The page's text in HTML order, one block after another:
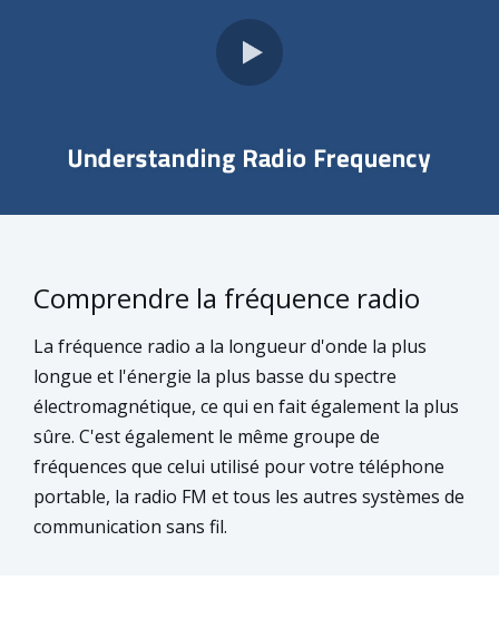
Comprendre la fréquence radio
La fréquence radio a la longueur d'onde la plus
longue et l'énergie la plus basse du spectre
électromagnétique, ce qui en fait également la plus
sûre. C'est également le même groupe de
fréquences que celui utilisé pour votre téléphone
portable, la radio FM et tous les autres systèmes de
communication sans fil.